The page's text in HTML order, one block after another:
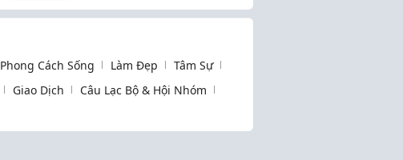
được khoan tường!
Phong Cách Sống Làm Đẹp
Tâm Sự
Giao Dịch
Câu Lạc Bộ & Hội Nhóm